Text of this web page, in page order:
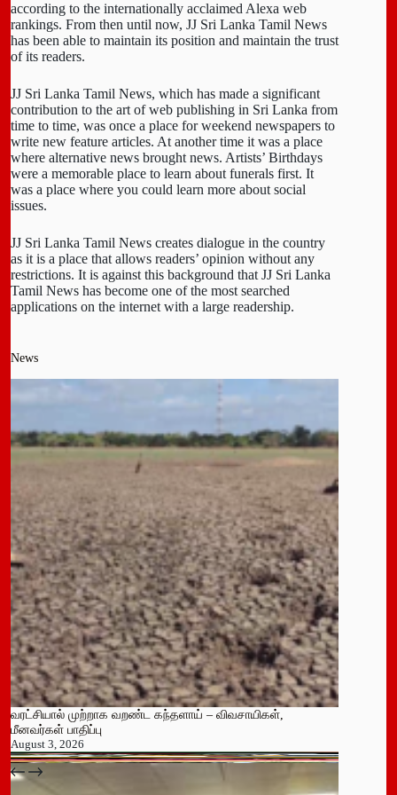
according to the internationally acclaimed Alexa web
rankings. From then until now, JJ Sri Lanka Tamil News
has been able to maintain its position and maintain the trust
of its readers.
JJ Sri Lanka Tamil News, which has made a significant
contribution to the art of web publishing in Sri Lanka from
time to time, was once a place for weekend newspapers to
write new feature articles. At another time it was a place
where alternative news brought news. Artists’ Birthdays
were a memorable place to learn about funerals first. It
was a place where you could learn more about social
issues.
JJ Sri Lanka Tamil News creates dialogue in the country
as it is a place that allows readers’ opinion without any
restrictions. It is against this background that JJ Sri Lanka
Tamil News has become one of the most searched
applications on the internet with a large readership.
News
வரட்சியால் முற்றாக வறண்ட கந்தளாய் – விவசாயிகள்,
மீனவர்கள் பாதிப்பு
August 3, 2026
பதுளை மாநகர சபையின் NPP உறுப்பினர் திடீர் ராஜினாமா!
July 14, 2026